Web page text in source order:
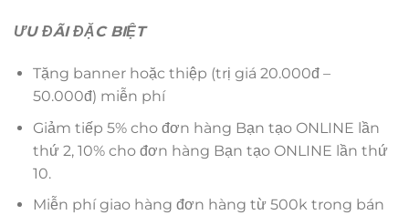
ƯU ĐÃI ĐẶC BIỆT
Tặng banner hoặc thiệp (trị giá 20.000đ –
50.000đ) miễn phí
Giảm tiếp 5% cho đơn hàng Bạn tạo ONLINE lần
thứ 2, 10% cho đơn hàng Bạn tạo ONLINE lần thứ
10.
Miễn phí giao hàng đơn hàng từ 500k trong bán